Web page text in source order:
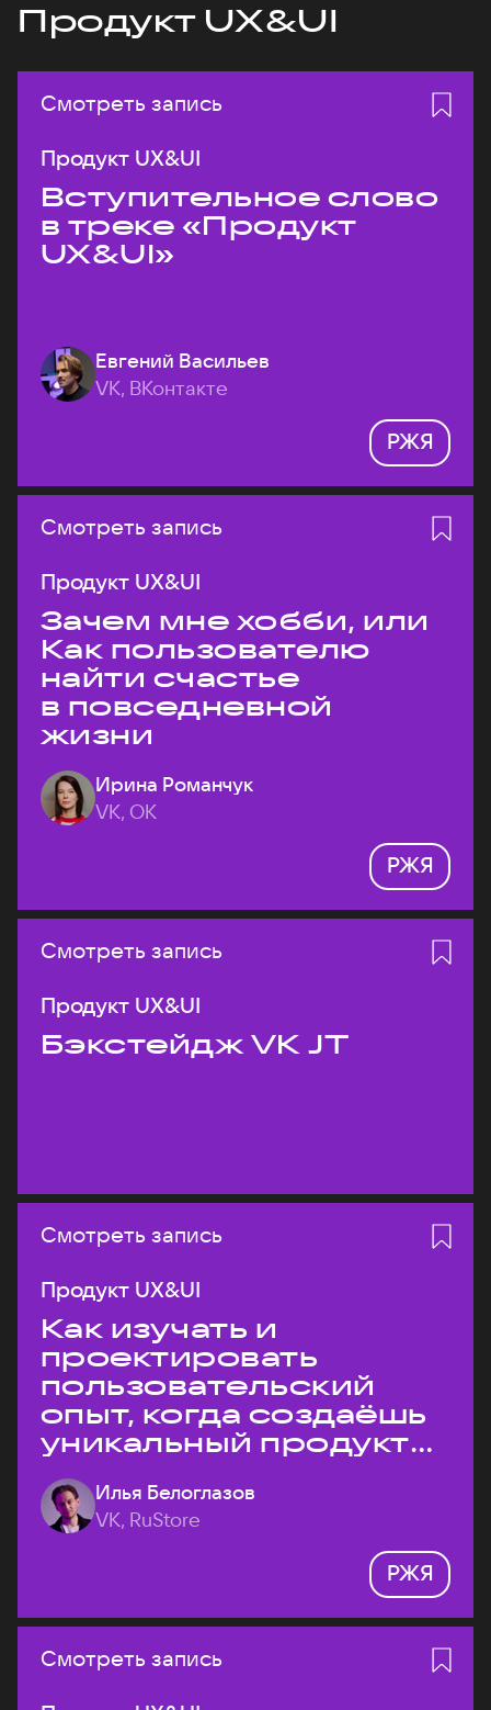
Продукт UX&UI
Смотреть запись
Продукт UX&UI
Вступительное слово
в треке «Продукт
UX&UI»
Евгений Васильев
VK, ВКонтакте
РЖЯ
Смотреть запись
Продукт UX&UI
Зачем мне хобби, или
Как пользователю
найти счастье
в повседневной
жизни
Ирина Романчук
VK, ОК
РЖЯ
Смотреть запись
Продукт UX&UI
Бэкстейдж VK JT
Смотреть запись
Продукт UX&UI
Как изучать и
проектировать
пользовательский
опыт, когда создаёшь
уникальный продукт
на рынке?
Илья Белоглазов
VK, RuStore
РЖЯ
Смотреть запись